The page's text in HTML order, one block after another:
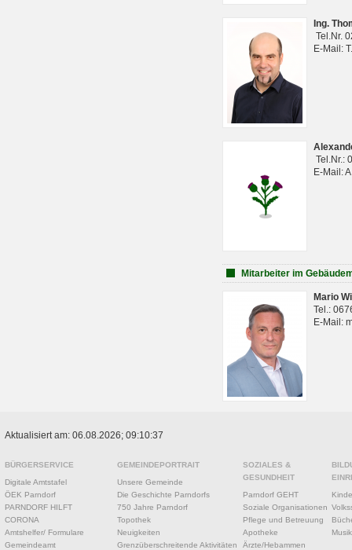
Ing.
Tel.Nr.
E-Mail:
Tel.Nr.:
E-Mail:
Mitarbeiter im
Mario
Tel.:
E-Mail:
Aktualisiert am: 06.08.2026; 09:10:37
BÜRGERSERVICE
Digitale Amtstafel
ÖEK Parndorf
PARNDORF HILFT
CORONA
Amtshelfer/ Formulare
Gemeindeamt
GEMEINDEPORTRAIT
Unsere Gemeinde
Die Geschichte Parndorfs
750 Jahre Parndorf
Topothek
Neuigkeiten
Grenzüberschreitende Aktivitäten
SOZIALES &
GESUNDHEIT
Parndorf GEHT
Soziale Organisationen
Pflege und Betreuung
Apotheke
Ärzte/Hebammen